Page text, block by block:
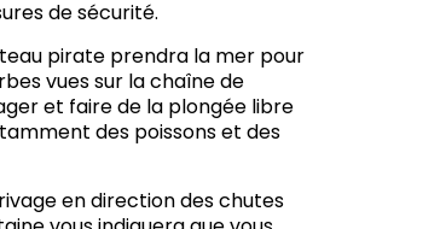
de sécurité.
pirate prendra la mer pour
vues sur la chaîne de
et faire de la plongée libre
des poissons et des
en direction des chutes